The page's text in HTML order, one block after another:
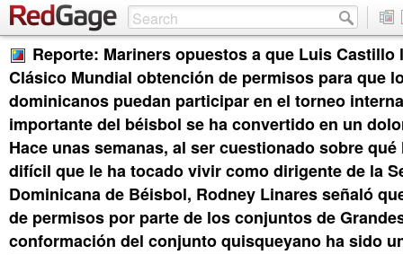
Reporte: Mariners opuestos a que Luis Castillo
Clásico Mundial obtención de permisos para que
dominicanos puedan participar en el torneo
importante del béisbol se ha convertido en un
Hace unas semanas, al ser cuestionado sobre
difícil que le ha tocado vivir como dirigente de la
Dominicana de Béisbol, Rodney Linares señaló
de permisos por parte de los conjuntos de
conformación del conjunto quisqueyano ha sido